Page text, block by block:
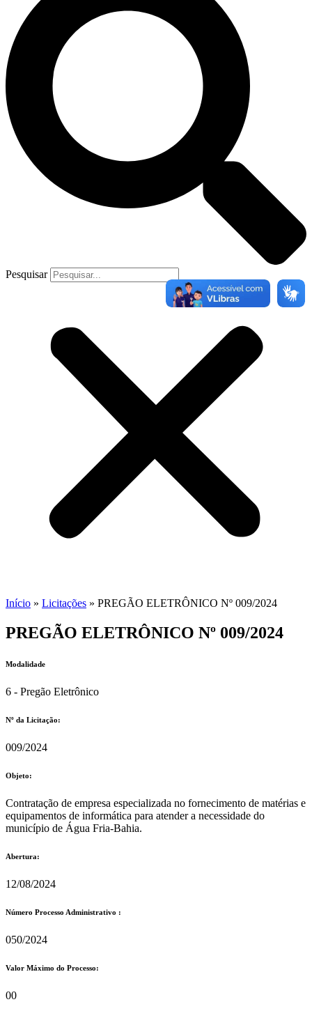
Pesquisar
Início » Licitações » PREGÃO ELETRÔNICO Nº 009/2024
PREGÃO ELETRÔNICO Nº 009/2024
Modalidade
6 - Pregão Eletrônico
Nº da Licitação: ​​
009/2024
Objeto:
Contratação de empresa especializada no fornecimento de matérias e
equipamentos de informática para atender a necessidade do
município de Água Fria-Bahia.
Abertura:
12/08/2024
Número Processo Administrativo :
050/2024
Valor Máximo do Processo: ​
00